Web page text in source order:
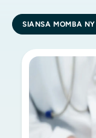
SIANSA MOMBA